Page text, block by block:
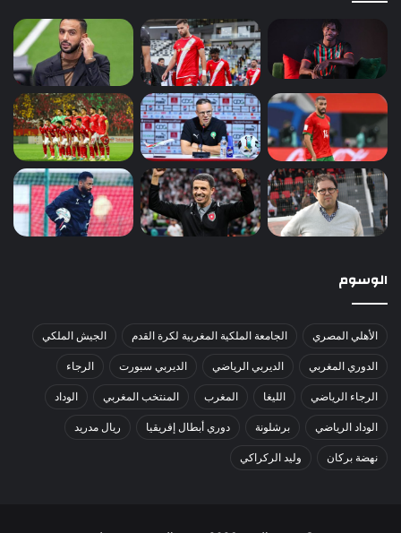
الوسوم
الأهلي المصري الجامعة الملكية المغربية لكرة القدم الجيش الملكي
الدوري المغربي الديربي الرياضي الديربي سبورت الرجاء
الرجاء الرياضي الليغا المغرب المنتخب المغربي الوداد
الوداد الرياضي برشلونة دوري أبطال إفريقيا ريال مدريد
نهضة بركان وليد الركراكي